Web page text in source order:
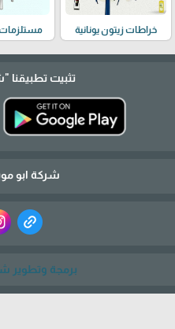
خراطات زيتون يونانية
تثبيت تطبيقنا
شركة ابو
برمجة وتطوير